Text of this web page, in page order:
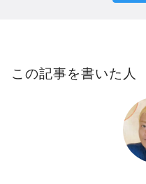
この記事を書いた人